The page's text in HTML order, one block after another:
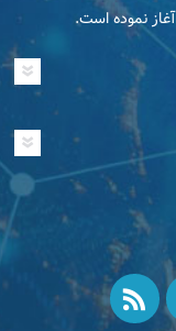
نموده است.